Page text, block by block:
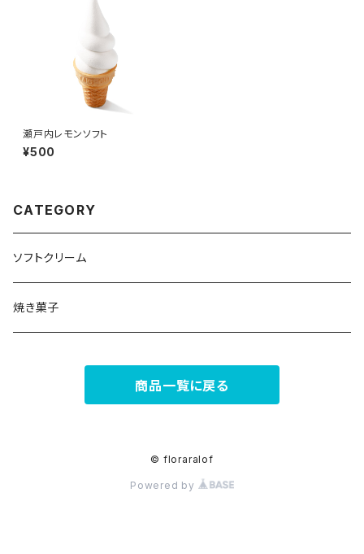
瀬戸内レモンソフト
¥500
CATEGORY
ソフトクリーム
焼き菓子
商品一覧に戻る
© floraralof
Powered by